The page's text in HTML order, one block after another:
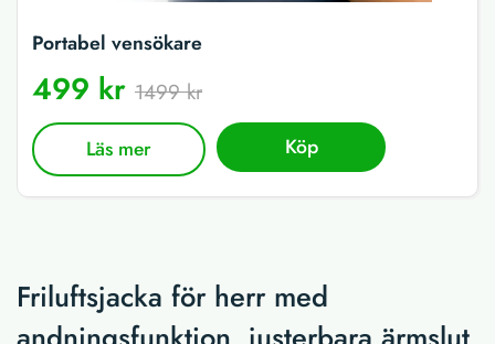
Portabel vensökare
499 kr 1499 kr
Läs mer Köp
Friluftsjacka för herr med